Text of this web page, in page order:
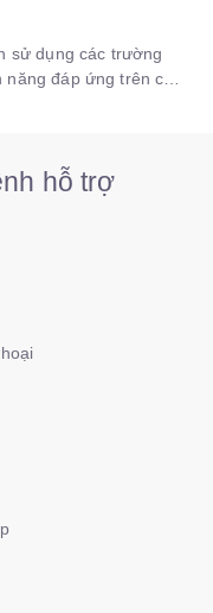
sử dụng các trường
đáp ứng trên các
hỗ trợ